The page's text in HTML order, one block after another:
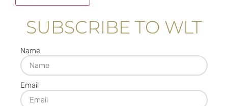
SUBSCRIBE TO WLT
Name
Email